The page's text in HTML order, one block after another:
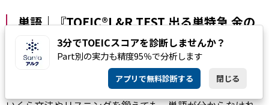
単語｜『TOEIC®L&R TEST 出る単特急 金の
フレーズ』
TOEICで高得点を取るためには、語彙力を上げることが最
3分でTOEICスコアを診断しませんか？
Part別の実力も精度95％で分析します
アプリで無料診断する 閉じる